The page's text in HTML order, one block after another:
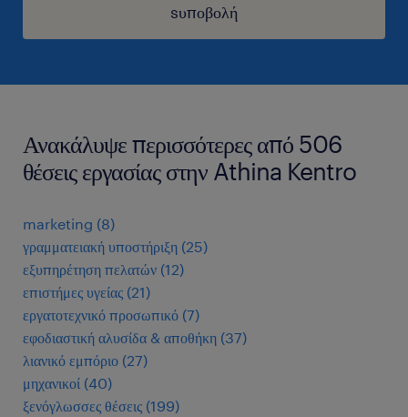
sυποβολή
Ανακάλυψε περισσότερες από 506
θέσεις εργασίας στην Athina Kentro
marketing (8)
γραμματειακή υποστήριξη (25)
εξυπηρέτηση πελατών (12)
επιστήμες υγείας (21)
εργατοτεχνικό προσωπικό (7)
εφοδιαστική αλυσίδα & αποθήκη (37)
λιανικό εμπόριο (27)
μηχανικοί (40)
ξενόγλωσσες θέσεις (199)